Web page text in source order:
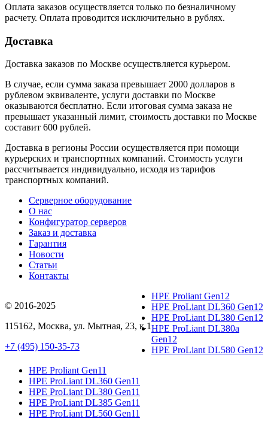
Оплата заказов осуществляется только по безналичному
расчету. Оплата проводится исключительно в рублях.
Доставка
Доставка заказов по Москве осуществляется курьером.
В случае, если сумма заказа превышает 2000 долларов в
рублевом эквиваленте, услуги доставки по Москве
оказываются бесплатно. Если итоговая сумма заказа не
превышает указанный лимит, стоимость доставки по Москве
составит 600 рублей.
Доставка в регионы России осуществляется при помощи
курьерских и транспортных компаний. Стоимость услуги
рассчитывается индивидуально, исходя из тарифов
транспортных компаний.
Серверное оборудование
О нас
Конфигуратор серверов
Заказ и доставка
Гарантия
Новости
Статьи
Контакты
© 2016-2025
115162, Москва, ул. Мытная, 23, к.1
+7 (495) 150-35-73
HPE Proliant Gen12
HPE ProLiant DL360 Gen12
HPE ProLiant DL380 Gen12
HPE ProLiant DL380a
Gen12
HPE ProLiant DL580 Gen12
HPE Proliant Gen11
HPE ProLiant DL360 Gen11
HPE ProLiant DL380 Gen11
HPE ProLiant DL385 Gen11
HPE ProLiant DL560 Gen11